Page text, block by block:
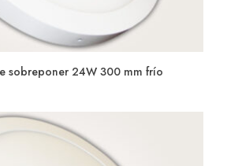
sobreponer 24W 300 mm frío